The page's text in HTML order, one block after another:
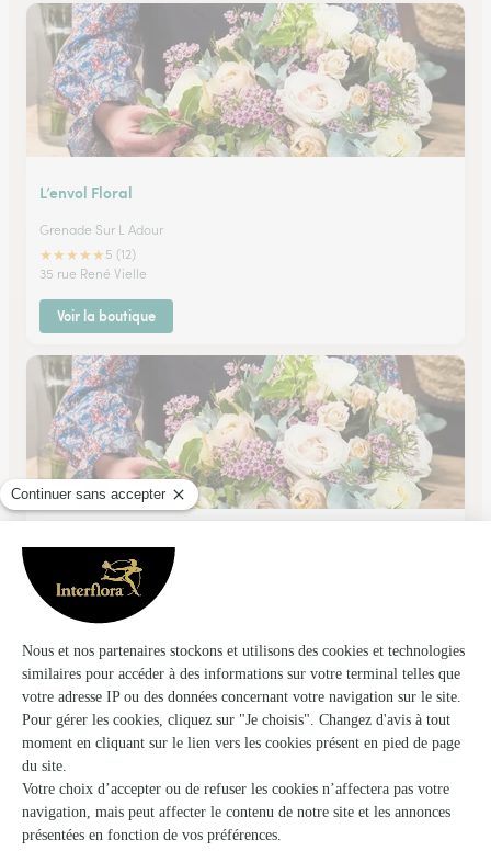
L’envol Floral
Grenade Sur L Adour
★★★★★ 5 (12)
35 rue René Vielle
Voir la boutique
Passion Fleur
Saint Paul les Dax
★★
4.4 (259)
1061 avenue Gaston Phoebus
Voir la boutique